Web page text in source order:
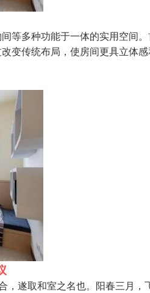
等多种功能于一体的实用空间
变传统布局，使房间更具立体
，遂取和室之名也。阳春三月